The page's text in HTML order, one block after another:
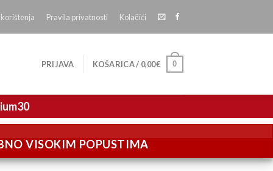
Pravila privatnosti Kolačići
PRIJAVA KOŠARICA / 0,00€ 0
VISOKIM POPUSTIMA